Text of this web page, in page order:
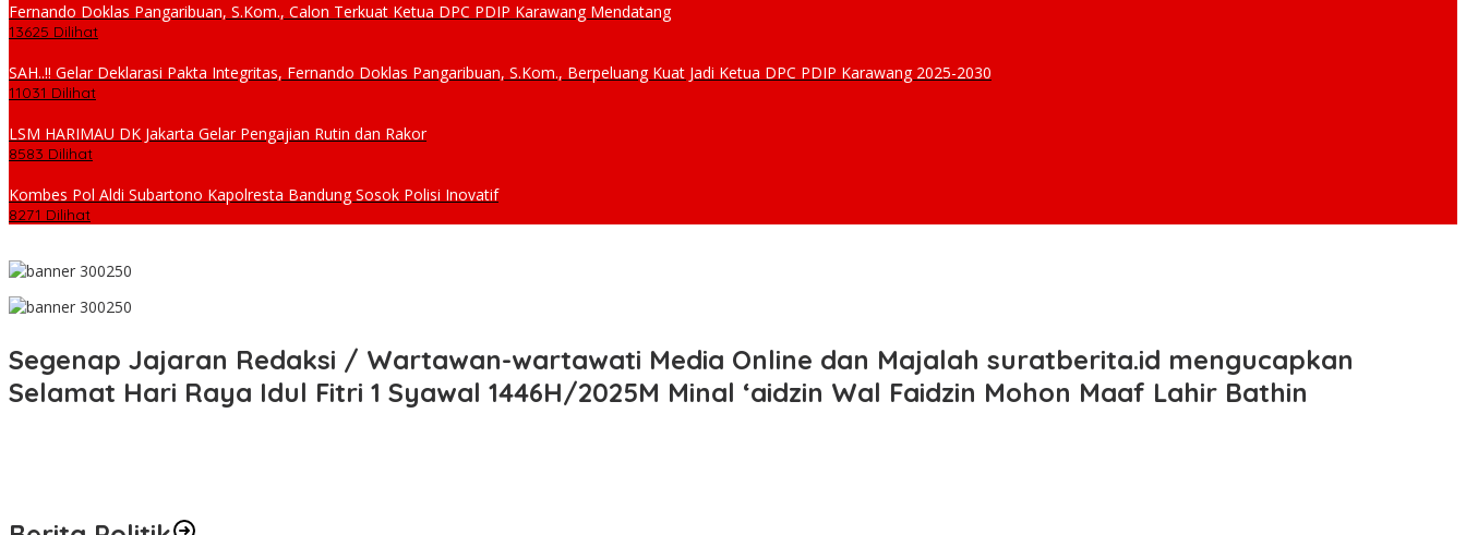
Fernando Doklas Pangaribuan, S.Kom., Calon Terkuat Ketua DPC PDIP Karawang Mendatang
13625 Dilihat
SAH..!! Gelar Deklarasi Pakta Integritas, Fernando Doklas Pangaribuan, S.Kom., Berpeluang Kuat Jadi Ketua DPC PDIP Karawang 2025-2030
11031 Dilihat
LSM HARIMAU DK Jakarta Gelar Pengajian Rutin dan Rakor
8583 Dilihat
Kombes Pol Aldi Subartono Kapolresta Bandung Sosok Polisi Inovatif
8271 Dilihat
Segenap Jajaran Redaksi / Wartawan-wartawati Media Online dan Majalah suratberita.id mengucapkan
Selamat Hari Raya Idul Fitri 1 Syawal 1446H/2025M Minal ‘aidzin Wal Faidzin Mohon Maaf Lahir Bathin